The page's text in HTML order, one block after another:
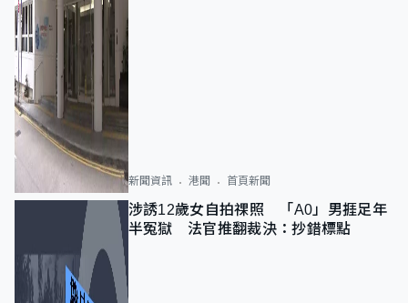
新聞資訊 港聞 首頁新聞
涉誘12歲女自拍祼照 「A0」男捱足年
半冤獄 法官推翻裁決：抄錯標點